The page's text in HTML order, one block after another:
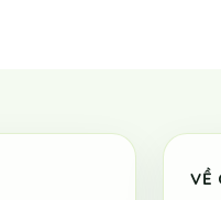
VỀ